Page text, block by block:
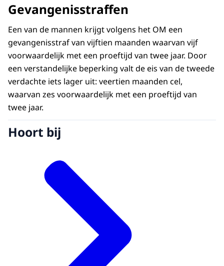
Gevangenisstraffen
Een van de mannen krijgt volgens het OM een
gevangenisstraf van vijftien maanden waarvan vijf
voorwaardelijk met een proeftijd van twee jaar. Door
een verstandelijke beperking valt de eis van de tweede
verdachte iets lager uit: veertien maanden cel,
waarvan zes voorwaardelijk met een proeftijd van
twee jaar.
Hoort bij